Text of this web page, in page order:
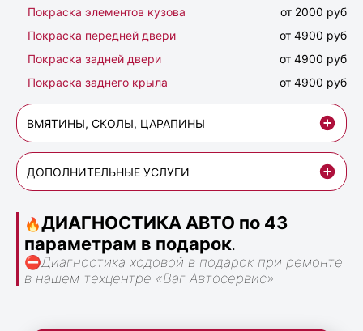
Покраска элементов кузова
от 2000 руб
Покраска передней двери
от 4900 руб
Покраска задней двери
от 4900 руб
Покраска заднего крыла
от 4900 руб
ВМЯТИНЫ, СКОЛЫ, ЦАРАПИНЫ
ДОПОЛНИТЕЛЬНЫЕ УСЛУГИ
🔥ДИАГНОСТИКА АВТО по 43
параметрам в подарок.
⛔Диагностика ходовой в подарок при ремонте
в нашем техцентре «Ваг Автосервис».